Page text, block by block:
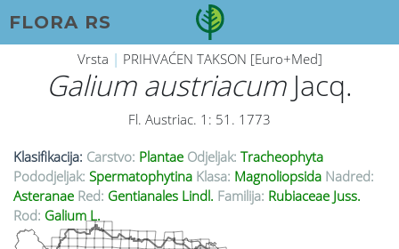
FLORA RS
Vrsta | PRIHVAĆEN TAKSON [Euro+Med]
Galium austriacumJacq.
Fl. Austriac. 1: 51. 1773
Klasifikacija: Carstvo: Plantae Odjeljak: Tracheophyta
Pododjeljak: Spermatophytina Klasa: Magnoliopsida Nadred:
Asteranae Red: Gentianales Lindl. Familija: Rubiaceae Juss.
Rod: Galium L.